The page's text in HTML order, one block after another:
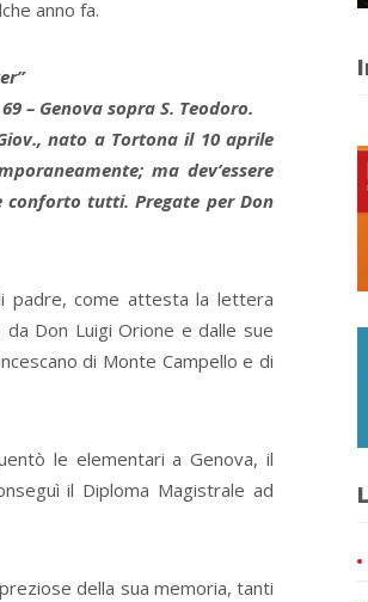
anno fa.
– Genova sopra S. Teodoro.
nato a Tortona il 10 aprile
ma dev’essere
conforto tutti. Pregate per Don
padre, come attesta la lettera
Don Luigi Orione e dalle sue
di Monte Campello e di
le elementari a Genova, il
il Diploma Magistrale ad
della sua memoria, tanti